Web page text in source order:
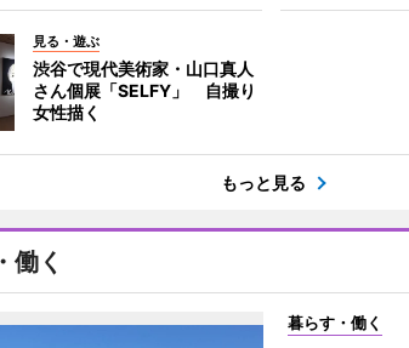
見る・遊ぶ
渋谷で現代美術家・山口真人
さん個展「SELFY」 自撮り
女性描く
もっと見る
働く
暮らす・働く